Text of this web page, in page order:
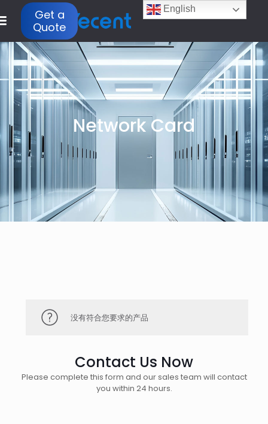
Get a
Quote
Network Card
没有符合您要求的产品
Contact Us Now
Please complete this form and our sales team will contact
you within 24 hours.
English